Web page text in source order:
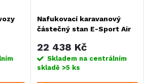
Nafukovací karavanový
částečný stan E-Sport Air
22 438 Kč
Skladem na centrálním
skladě >5 ks